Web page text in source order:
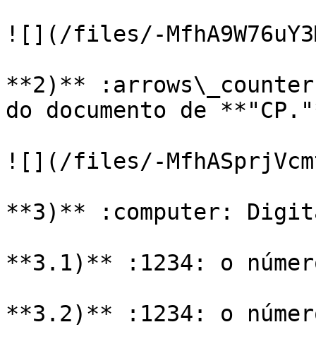
![](/files/-
**2)**
do documento de
![](/files/-
**3)** :computer:
**3.1)** :1234: o
**3.2)** :1234: o